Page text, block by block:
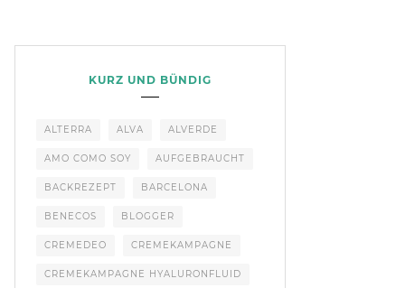
KURZ UND BÜNDIG
ALTERRA ALVA ALVERDE
AMO COMO SOY AUFGEBRAUCHT
BACKREZEPT BARCELONA
BENECOS BLOGGER
CREMEDEO CREMEKAMPAGNE
CREMEKAMPAGNE HYALURONFLUID